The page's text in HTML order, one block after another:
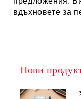
вдъхновете за
Нови